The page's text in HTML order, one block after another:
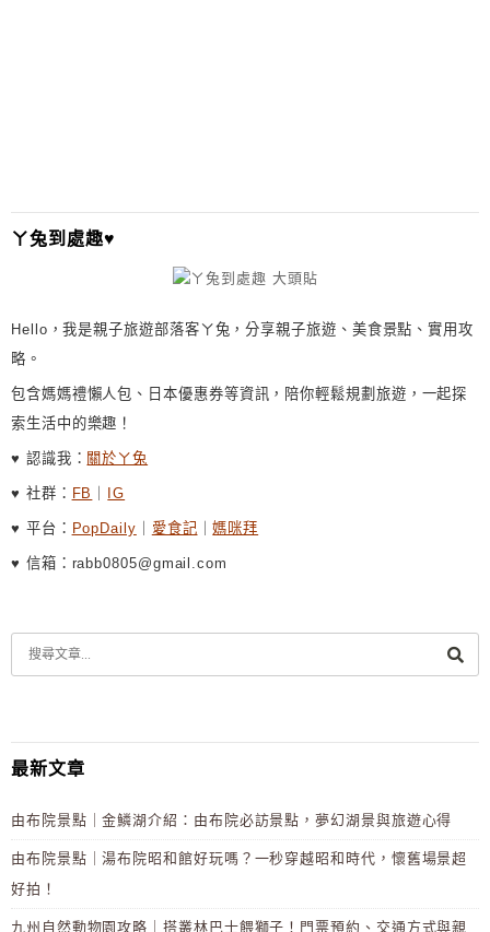
I
V
ㄚ兔到處趣♥
Hello，我是親子旅遊部落客ㄚ兔，分享親子旅遊、美食景點、實用攻
略。
包含媽媽禮懶人包、日本優惠券等資訊，陪你輕鬆規劃旅遊，一起探
索生活中的樂趣！
♥ 認識我： 關於ㄚ兔
♥ 社群： FB IG
♥ 平台： PopDaily 愛食記 ｜媽咪拜
♥ 信箱：rabb0805@gmail.com
最新文章
由布院景點｜金鱗湖介紹：由布院必訪景點，夢幻湖景與旅遊心得
由布院景點｜湯布院昭和館好玩嗎？一秒穿越昭和時代，懷舊場景超
好拍！
九州自然動物園攻略｜搭叢林巴士餵獅子！門票預約、交通方式與親